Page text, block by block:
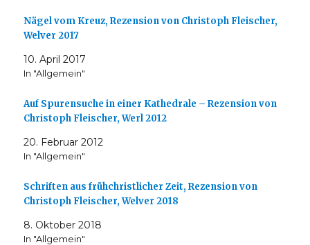
Nägel vom Kreuz, Rezension von Christoph Fleischer,
Welver 2017
10. April 2017
In "Allgemein"
Auf Spurensuche in einer Kathedrale – Rezension von
Christoph Fleischer, Werl 2012
20. Februar 2012
In "Allgemein"
Schriften aus frühchristlicher Zeit, Rezension von
Christoph Fleischer, Welver 2018
8. Oktober 2018
In "Allgemein"